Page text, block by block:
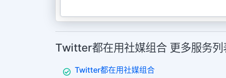
Twitter都在用社媒组合 更多服务列
Twitter都在用社媒组合